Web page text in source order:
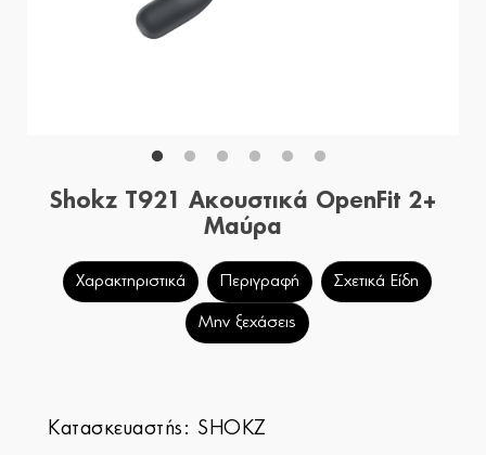
Shokz T921 Ακουστικά OpenFit 2+
Μαύρα
Χαρακτηριστικά Περιγραφή Σχετικά Είδη
Μην ξεχάσεις
Κατασκευαστής: SHOKZ